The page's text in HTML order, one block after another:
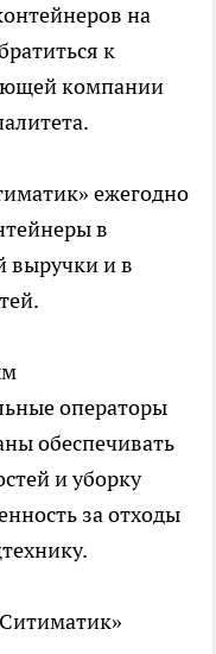
на
к
компании
ежегодно
в
выручки и в
операторы
обеспечивать
и уборку
за отходы